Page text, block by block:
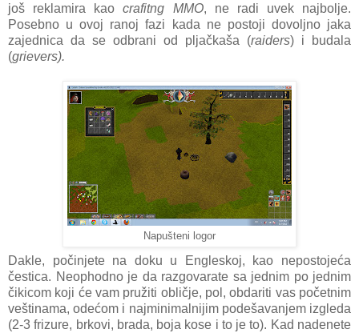
još reklamira kaocrafitng MMO, ne radi uvek najbolje.
Posebno u ovoj ranoj fazi kada ne postoji dovoljno jaka
zajednica da se odbrani od pljačkaša (raiders) i budala
(grievers).
Napušteni logor
Dakle, počinjete na doku u Engleskoj, kao nepostojeća
čestica. Neophodno je da razgovarate sa jednim po jednim
čikicom koji će vam pružiti obličje, pol, obdariti vas početnim
veštinama, odećom i najminimalnijim podešavanjem izgleda
(2-3 frizure, brkovi, brada, boja kose i to je to). Kad nadenete